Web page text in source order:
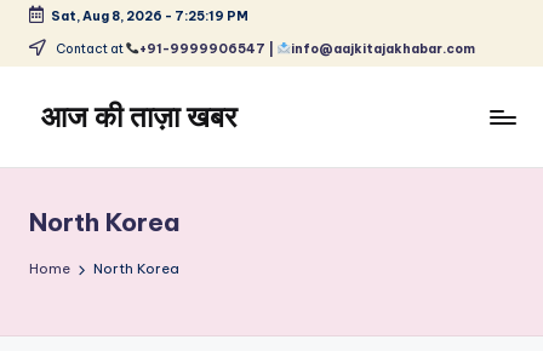
Skip
content
Sat, Aug 8, 2026 - 7:25:19 PM
Contact at +91-9999906547 | info@aajkitajakhabar.com
आज की ताज़ा खबर
ताज़ा
समाचार
–
North Korea
Home North Korea